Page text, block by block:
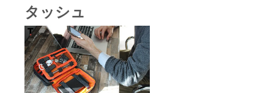
タッシュ